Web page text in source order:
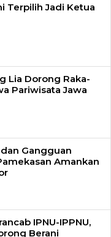
Terpilih Jadi Ketua
Lia Dorong Raka-
Pariwisata Jawa
Gangguan
Amankan
IPNU-IPPNU,
Berani